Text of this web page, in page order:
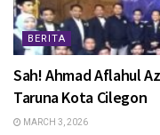
BERITA
Sah! Ahmad Aflahul
Taruna Kota Cilegon
MARCH 3, 2026